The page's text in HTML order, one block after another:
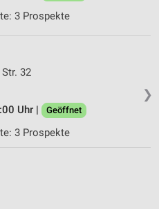
3 Prospekte
❯
32
Uhr |
Geöffnet
3 Prospekte